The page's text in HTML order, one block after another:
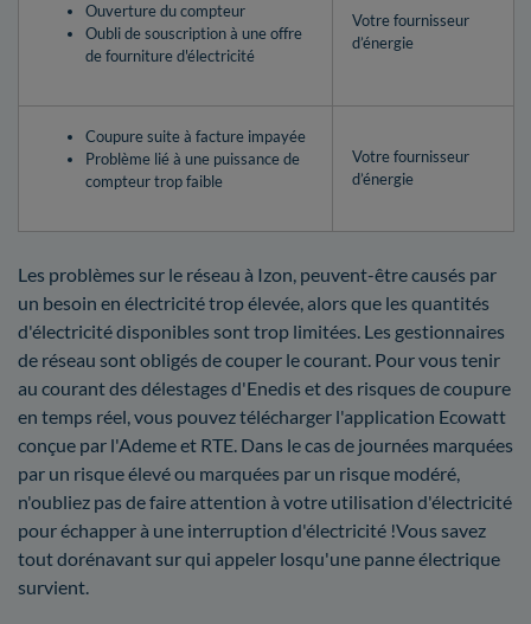
Ouverture du compteur
Oubli de souscription à une offre
de fourniture d'électricité
Votre fournisseur
d’énergie
Coupure suite à facture impayée
Problème lié à une puissance de
compteur trop faible
Votre fournisseur
d’énergie
Les problèmes sur le réseau à Izon, peuvent-être causés par
un besoin en électricité trop élevée, alors que les quantités
d'électricité disponibles sont trop limitées. Les gestionnaires
de réseau sont obligés de couper le courant. Pour vous tenir
au courant des délestages d'Enedis et des risques de coupure
en temps réel, vous pouvez télécharger l'application Ecowatt
conçue par l'Ademe et RTE. Dans le cas de journées marquées
par un risque élevé ou marquées par un risque modéré,
n'oubliez pas de faire attention à votre utilisation d'électricité
pour échapper à une interruption d'électricité !Vous savez
tout dorénavant sur qui appeler losqu'une panne électrique
survient.